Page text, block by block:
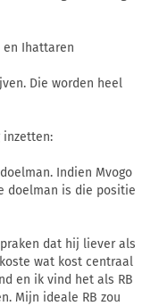
Ihattaren
Die worden heel
Indien Mvogo
doelman is die positie
dat hij liever als
wat kost centraal
en ik vind het als RB
Mijn ideale RB zou